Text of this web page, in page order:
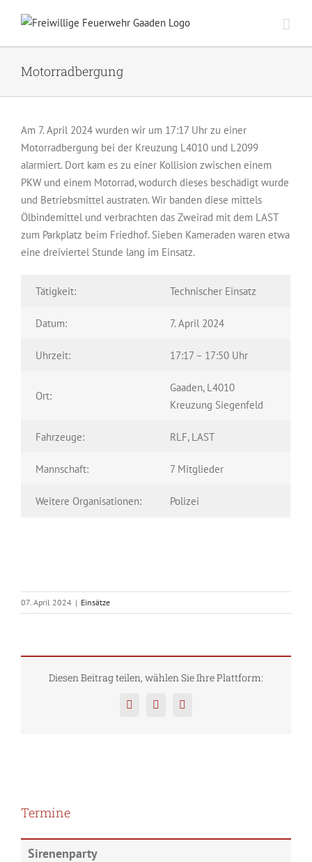
Inhalt
springen
Motorradbergung
Am 7. April 2024 wurden wir um 17:17 Uhr zu einer
Motorradbergung bei der Kreuzung L4010 und L2099
alarmiert. Dort kam es zu einer Kollision zwischen einem
PKW und einem Motorrad, wodurch dieses beschädigt wurde
und Betriebsmittel austraten. Wir banden diese mittels
Ölbindemittel und verbrachten das Zweirad mit dem LAST
zum Parkplatz beim Friedhof. Sieben Kameraden waren etwa
eine dreiviertel Stunde lang im Einsatz.
Tätigkeit: Technischer Einsatz
Datum: 7. April 2024
Uhrzeit: 17:17 – 17:50 Uhr
Ort:
Gaaden, L4010
Kreuzung Siegenfeld
Fahrzeuge: RLF, LAST
Mannschaft: 7 Mitglieder
Weitere Organisationen: Polizei
07. April 2024 | Einsätze
Diesen Beitrag teilen, wählen Sie Ihre Plattform:
FacebookTwitterPinterest
Termine
Sirenenparty